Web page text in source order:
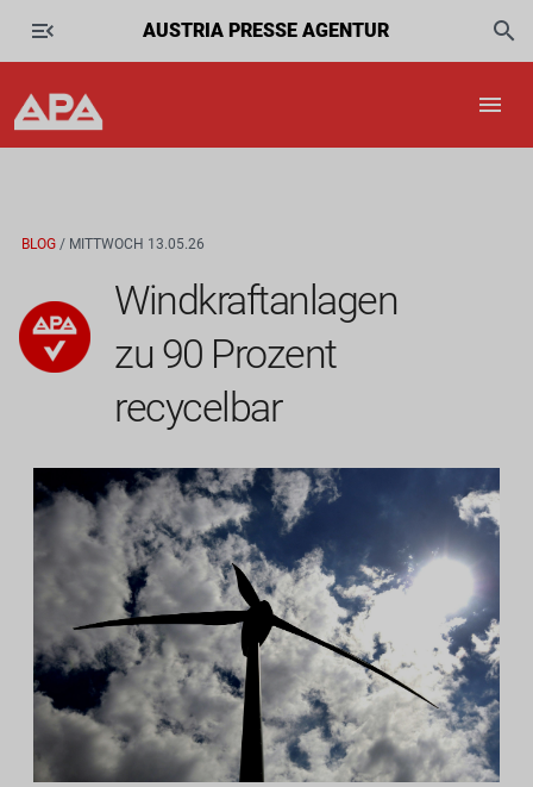
AUSTRIA PRESSE AGENTUR
BLOG / MITTWOCH 13.05.26
Windkraftanlagen
zu 90 Prozent
recycelbar